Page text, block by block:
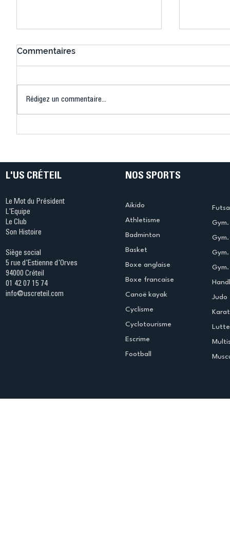
Commentaires
Rédigez un commentaire...
L'US CRÉTEIL
Le Mot du Président
L'Equipe
Le Club
Son Histoire
Siège social
5 rue d'Estienne d'Orves
94000 Créteil
01 42 07 15 74
info@uscreteil.com
NOS SPORTS
Aikido
Athletisme
Badminton
Basket
Boxe anglaise
Boxe francaise
Canoë kayak
Cyclisme
Cyclotourisme
Escrime
Football
Judo
Lutte